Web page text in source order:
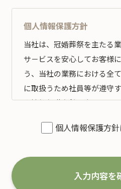
個人情報保護方針
当社は、冠婚葬祭を主たる
サ－ビスを安心してお客様
う、当社の業務における全
に取扱うため社員等が遵守
人情報保護方針を定め、そ
個人情報保護方
入力内容を